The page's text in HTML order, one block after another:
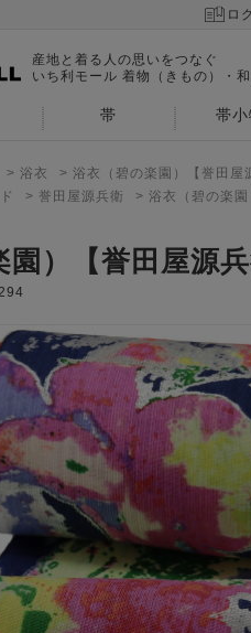
ロ
産地と着る人の思いをつなぐ
いち利モール 着物（きもの）・
帯 帯小
> 浴衣 > 浴衣（碧の楽園）【誉田屋
> 誉田屋源兵衛 > 浴衣（碧の楽園
）【誉田屋源兵